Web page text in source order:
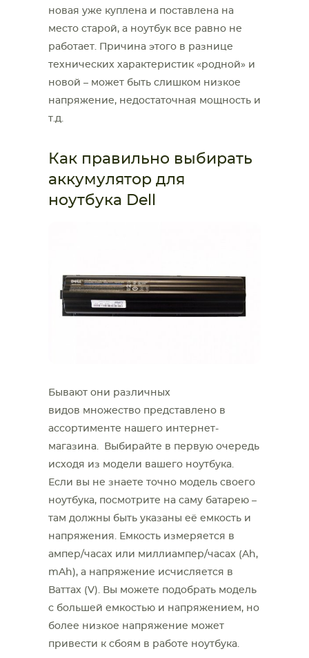
новая уже куплена и поставлена на
место старой, а ноутбук все равно не
работает. Причина этого в разнице
технических характеристик «родной» и
новой – может быть слишком низкое
напряжение, недостаточная мощность и
т.д.
Как правильно выбирать
аккумулятор для
ноутбука Dell
Бывают они различных
видов множество представлено в
ассортименте нашего интернет-
магазина. Выбирайте в первую очередь
исходя из модели вашего ноутбука.
Если вы не знаете точно модель своего
ноутбука, посмотрите на саму батарею –
там должны быть указаны её емкость и
напряжения. Емкость измеряется в
ампер/часах или миллиампер/часах (Ah,
mAh), а напряжение исчисляется в
Ваттах (V). Вы можете подобрать модель
с большей емкостью и напряжением, но
более низкое напряжение может
привести к сбоям в работе ноутбука.